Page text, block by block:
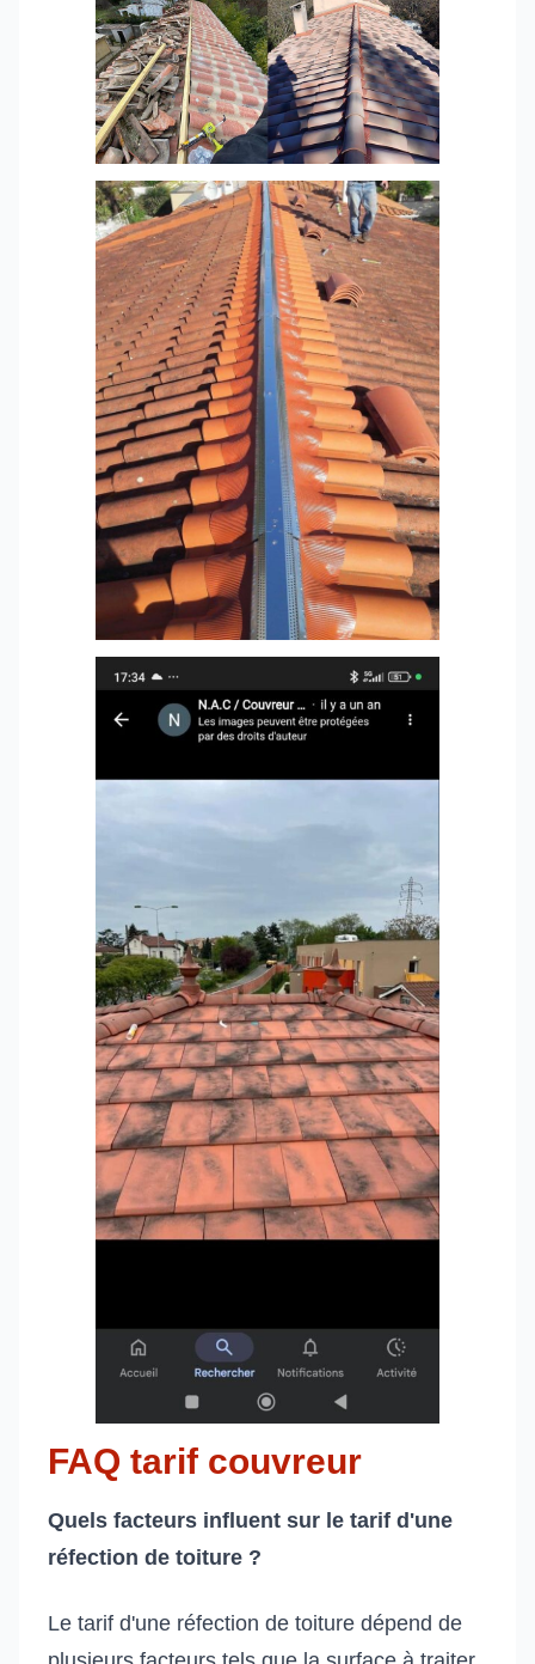
FAQ tarif couvreur
Quels facteurs influent sur le tarif d'une
réfection de toiture ?
Le tarif d'une réfection de toiture dépend de